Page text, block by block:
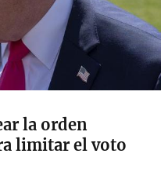
la orden
limitar el voto